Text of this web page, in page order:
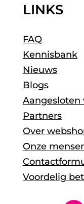
LINKS
FAQ
Kennisbank
Nieuws
Blogs
Aangesloten
Partners
Over
Onze
Voordelig